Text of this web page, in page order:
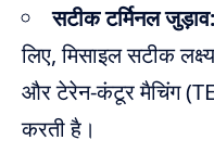
सटीक टर्मिनल जुड़ाव:
लिए, मिसाइल सटीक
और टेरेन-कंटूर मैचिंग
करती है।